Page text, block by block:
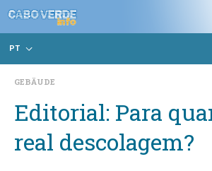
PT
GEBÄUDE
Editorial: Para
real descolagem?